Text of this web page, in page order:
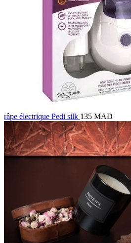
râpe électrique Pedi silk 135 MAD